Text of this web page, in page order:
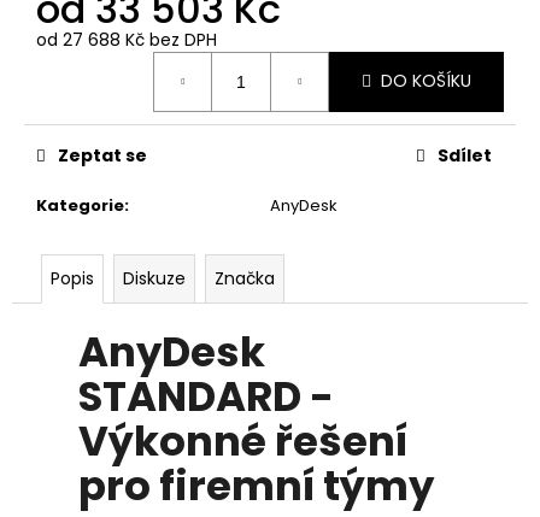
od 27 688 Kč bez DPH
DO KOŠÍKU
Kategorie: AnyDesk
Zeptat se Sdílet
Popis Diskuze Značka
AnyDesk
STANDARD -
Výkonné řešení
pro firemní týmy
u
REALVNC
BUSINESS
PLUS
50
ZAŘÍZENÍ,
NEOMEZENÝ
POČET
UŽIVATELŮ,